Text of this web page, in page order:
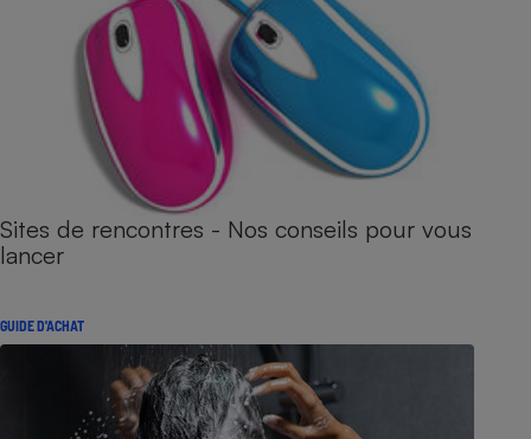
Sites de rencontres - Nos conseils pour vous
lancer
GUIDE D'ACHAT